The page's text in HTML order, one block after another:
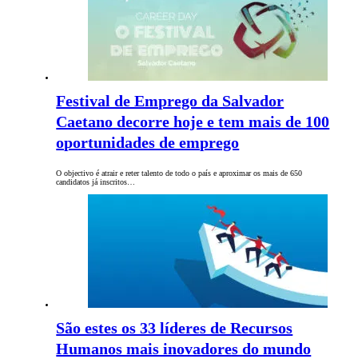
Festival de Emprego da Salvador
Caetano decorre hoje e tem mais de 100
oportunidades de emprego
O objectivo é atrair e reter talento de todo o país e aproximar os mais de 650
candidatos já inscritos…
São estes os 33 líderes de Recursos
Humanos mais inovadores do mundo